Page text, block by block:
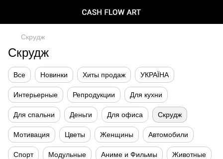
Скрудж
Скрудж
Все Новинки Хиты продаж УКРАЇНА
Интерьерные Репродукции Для кухни
Для спальни Деньги Для офиса Скрудж
Мотивация Цветы Женщины Автомобили
Спорт Модульные Аниме и Фильмы Животные